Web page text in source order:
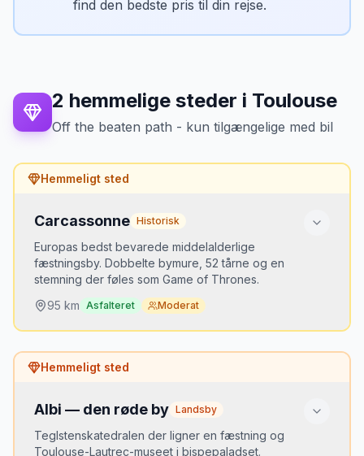
•
Gratis parkering langs floden ved Pont Vieux.
Betalt i centrum.
Mikkels tip
Kør D988 langs Tarn-floden — smukkere
ved Pont Vieux.
find den bedste pris til din rejse.
2 hemmelige steder i Toulouse
Off the beaten path - kun tilgængelige med bil
Hemmeligt sted
Carcassonne Historisk
Europas bedst bevarede middelalderlige
fæstningsby. Dobbelte bymure, 52 tårne og en
stemning der føles som Game of Thrones.
95 km Asfalteret Moderat
Hvorfor er det hemmeligt?
Velkendt for franskmænd, men skandinaver
Bedste tidspunkt
Sen eftermiddag — dagturisterne er væk og lyset
Hemmeligt sted
Albi — den røde by Landsby
Teglstenskatedralen der ligner en fæstning og
Toulouse-Lautrec-museet i bispepaladset.